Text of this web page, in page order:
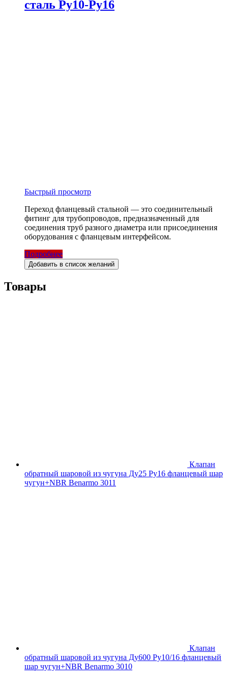
сталь Ру10-Ру16
Быстрый просмотр
Переход фланцевый стальной — это соединительный
фитинг для трубопроводов, предназначенный для
соединения труб разного диаметра или присоединения
оборудования с фланцевым интерфейсом.
Подробнее
Добавить в список желаний
Товары
Клапан
обратный шаровой из чугуна Ду25 Ру16 фланцевый шар
чугун+NBR Benarmo 3011
Клапан
обратный шаровой из чугуна Ду600 Ру10/16 фланцевый
шар чугун+NBR Benarmo 3010